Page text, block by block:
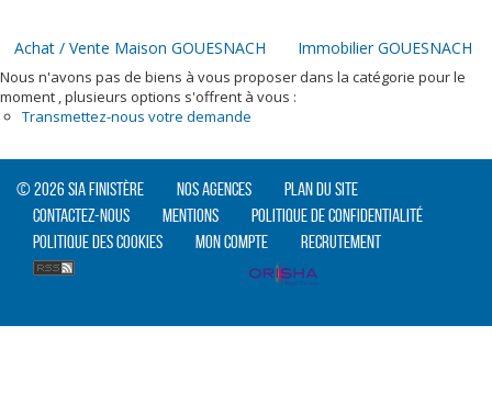
Achat / Vente Maison GOUESNACH Immobilier GOUESNACH
Nous n'avons pas de biens à vous proposer dans la catégorie pour le
moment , plusieurs options s'offrent à vous :
Transmettez-nous votre demande
© 2026 SIA Finistère Nos agences
Plan du site
Contactez-nous
Mentions
Politique de confidentialité
Politique des cookies
Mon compte Recrutement